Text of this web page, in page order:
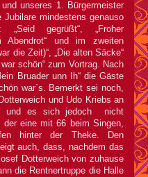
unseres 1. Bürgermeister
Jubilare mindestens genauso
gegrüßt“, „Froher
Abendrot“ und im zweiten
die Zeit)“, „Die alten Säcke“
schön“ zum Vortrag. Nach
Bruader unn Ih“ die Gäste
war`s. Bemerkt sei noch,
und Udo Kriebs an
und es sich jedoch nicht
eine mit 66 beim Singen,
hinter der Theke. Den
auch, dass, nachdem das
Dotterweich von zuhause
die Rentnertruppe die Halle